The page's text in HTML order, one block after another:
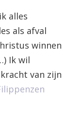
alles
als afval
winnen
Ik wil
van zijn